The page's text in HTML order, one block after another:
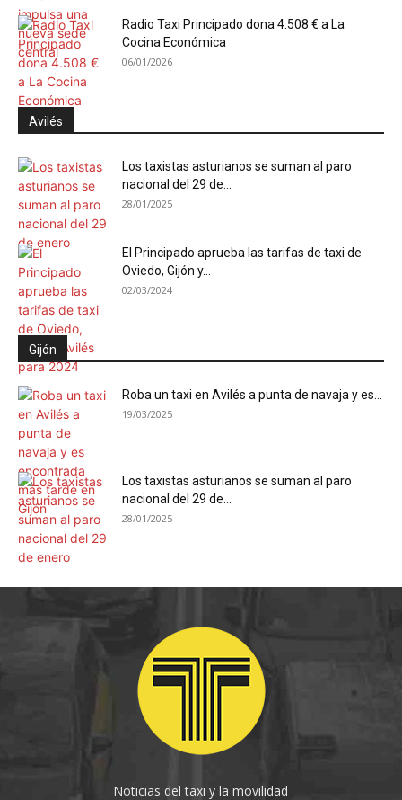
Radio Taxi Principado dona 4.508 € a La
Cocina Económica
06/01/2026
Avilés
Los taxistas asturianos se suman al paro
nacional del 29 de...
28/01/2025
El Principado aprueba las tarifas de taxi de
Oviedo, Gijón y...
02/03/2024
Gijón
Roba un taxi en Avilés a punta de navaja y es...
19/03/2025
Los taxistas asturianos se suman al paro
nacional del 29 de...
28/01/2025
Noticias del taxi y la movilidad